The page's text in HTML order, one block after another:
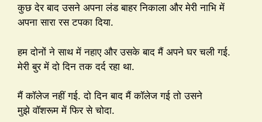
कुछ देर बाद उसने अपना लंड बाहर निकाला और मेरी नाभि में
अपना सारा रस टपका दिया.
हम दोनों ने साथ में नहाए और उसके बाद मैं अपने घर चली गई.
मेरी बुर में दो दिन तक दर्द रहा था.
मैं कॉलेज नहीं गई. दो दिन बाद मैं कॉलेज गई तो उसने
मुझे वॉशरूम में फिर से चोदा.